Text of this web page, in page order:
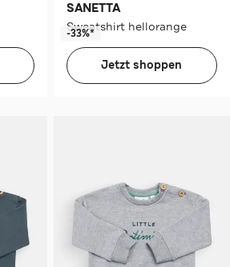
SANETTA
Sweatshirt hellorange
-33%*
Jetzt shoppen